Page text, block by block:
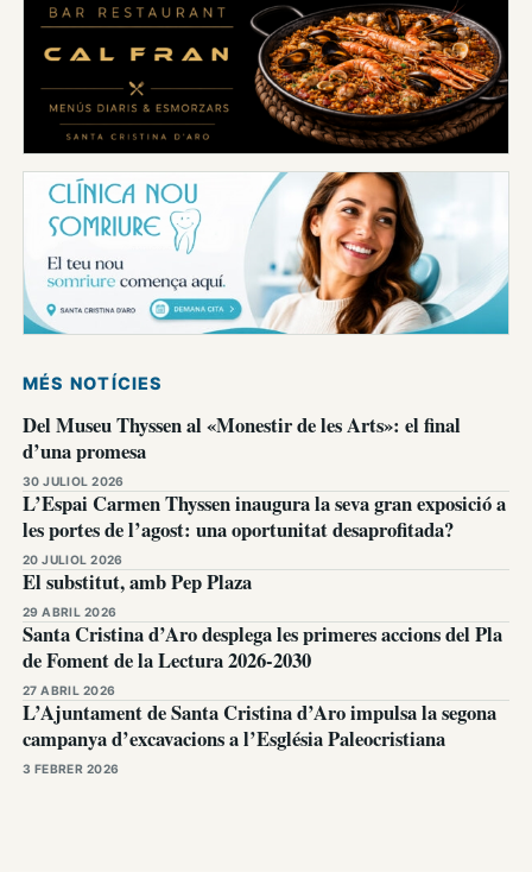
MÉS NOTÍCIES
Del Museu Thyssen al «Monestir de les Arts»: el final
d’una promesa
30 JULIOL 2026
L’Espai Carmen Thyssen inaugura la seva gran exposició a
les portes de l’agost: una oportunitat desaprofitada?
20 JULIOL 2026
El substitut, amb Pep Plaza
29 ABRIL 2026
Santa Cristina d’Aro desplega les primeres accions del Pla
de Foment de la Lectura 2026-2030
27 ABRIL 2026
L’Ajuntament de Santa Cristina d’Aro impulsa la segona
campanya d’excavacions a l’Església Paleocristiana
3 FEBRER 2026